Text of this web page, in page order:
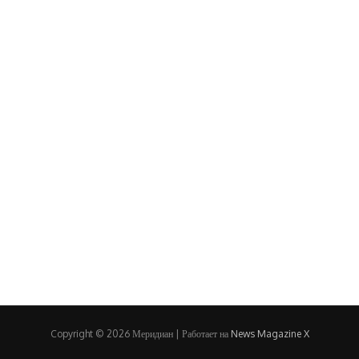
Copyright © 2026 Меридиан | Работает на News Magazine X